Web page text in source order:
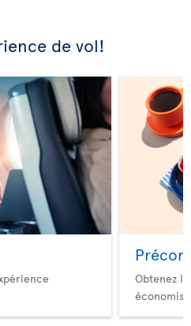
de vol!
Obtenez